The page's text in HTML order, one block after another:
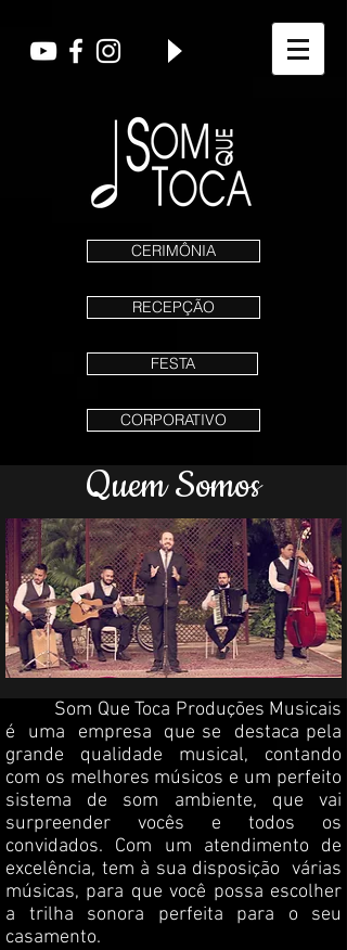
CERIMÔNIA
RECEPÇÃO
FESTA
CORPORATIVO
Quem Somos
Som Que Toca Produções Musicais
é uma empresa que se destaca pela
grande qualidade musical, contando
com os melhores músicos e um perfeito
sistema de som ambiente, que vai
surpreender vocês e todos os
convidados. Com um atendimento de
excelência, tem à sua disposição várias
músicas, para que você possa escolher
a trilha sonora perfeita para o seu
casamento.